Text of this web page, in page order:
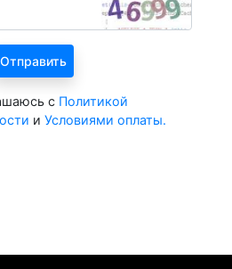
с Политикой
и Условиями оплаты.